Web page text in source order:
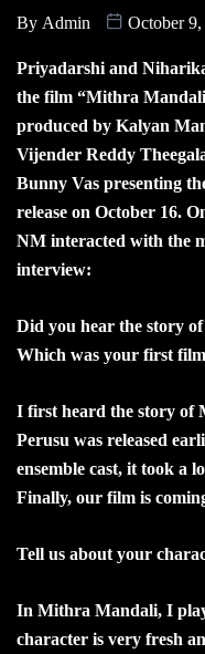
By Admin October
Priyadarshi and
the film “Mithra
produced by Kalyan
Vijender Reddy
Bunny Vas presenting
release on October 16.
NM interacted with the
interview:
Did you hear the story
Which was your first
I first heard the story of
Perusu was released
ensemble cast, it took a
Finally, our film is
Tell us about your
In Mithra Mandali, I
character is very fresh